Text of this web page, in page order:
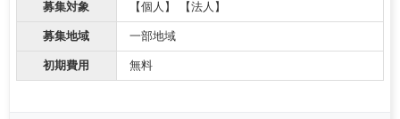
募集対象 【個人】 【法人】
募集地域 一部地域
初期費用 無料